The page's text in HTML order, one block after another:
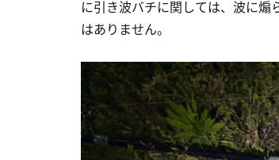
に引き波バチに関しては、波に煽
はありません。